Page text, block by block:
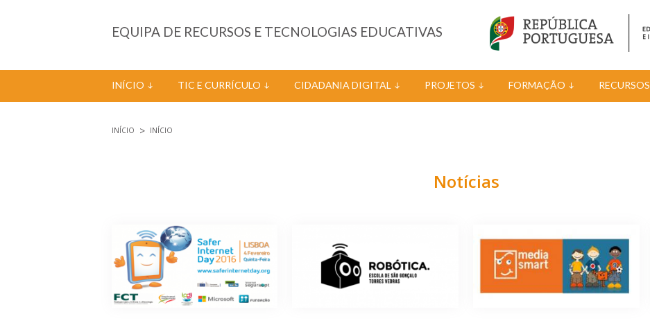
EQUIPA DE RECURSOS E TECNOLOGIAS EDUCATIVAS
INÍCIO TIC E CURRÍCULO CIDADANIA DIGITAL PROJETOS FORMAÇÃO RECURSOS
INÍCIO INÍCIO
Notícias
Páginas